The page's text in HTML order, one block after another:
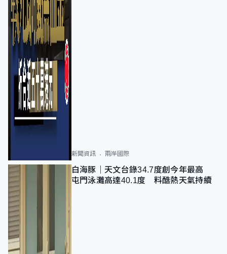
新聞資訊 兩岸國際
白海豚｜天文台錄34.7度創今年最高
屯門泳灘高達40.1度 料酷熱天氣持續